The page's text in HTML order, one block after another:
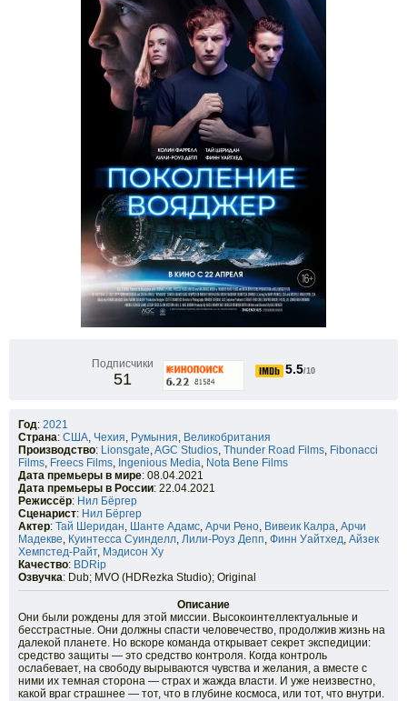
Подписчики
51
5.5/10
Год: 2021
Страна: США, Чехия, Румыния, Великобритания
Производство: Lionsgate,AGC Studios, Thunder Road Films, Fibonacci
Films, Freecs Films, Ingenious Media, Nota Bene Films
Дата премьеры в мире: 08.04.2021
Дата премьеры в России: 22.04.2021
Режиссёр: Нил Бёргер
Сценарист: Нил Бёргер
Актер: Тай Шеридан, Шанте Адамс, Арчи Рено, Вивеик Калра, Арчи
Мадекве, Куинтесса Суинделл, Лили-Роуз Депп, Финн Уайтхед, Айзек
Хемпстед-Райт, Мэдисон Ху
Качество: BDRip
Озвучка: Dub; MVO (HDRezka Studio); Original
Описание
Они были рождены для этой миссии. Высокоинтеллектуальные и
бесстрастные. Они должны спасти человечество, продолжив жизнь на
далекой планете. Но вскоре команда открывает секрет экспедиции:
средство защиты — это средство контроля. Когда контроль
ослабевает, на свободу вырываются чувства и желания, а вместе с
ними их темная сторона — страх и жажда власти. И уже неизвестно,
какой враг страшнее — тот, что в глубине космоса, или тот, что внутри.